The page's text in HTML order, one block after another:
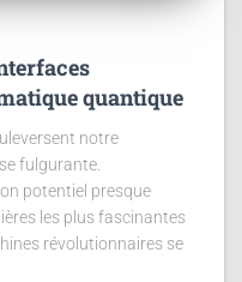
quantique
notre
fulgurante.
potentiel presque
les plus fascinantes
révolutionnaires se